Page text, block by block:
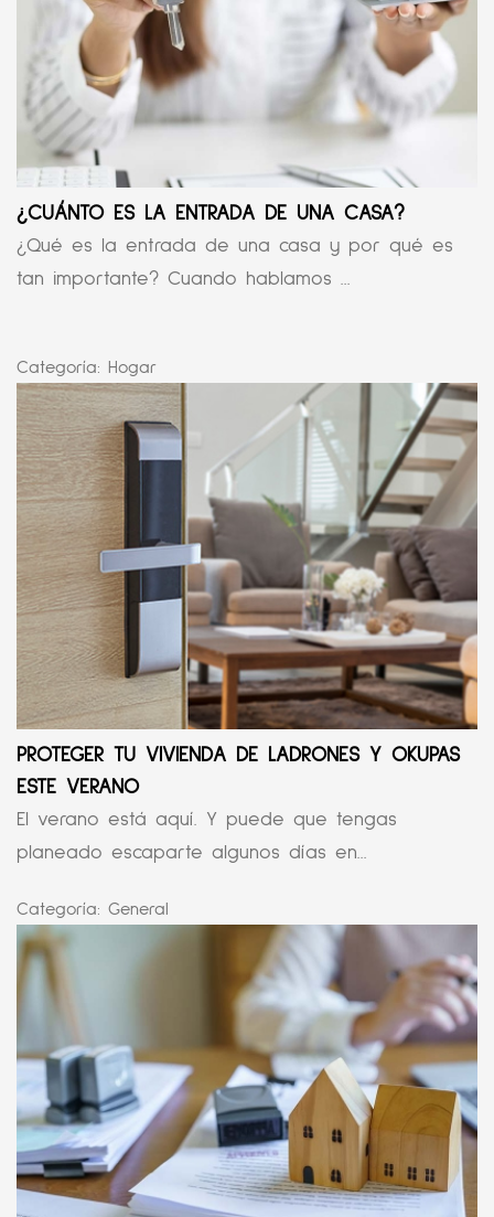
¿CUÁNTO ES LA ENTRADA DE UNA CASA?
¿Qué es la entrada de una casa y por qué es
tan importante? Cuando hablamos ...
Categoría: Hogar
PROTEGER TU VIVIENDA DE LADRONES Y OKUPAS
ESTE VERANO
El verano está aquí. Y puede que tengas
planeado escaparte algunos días en...
Categoría: General